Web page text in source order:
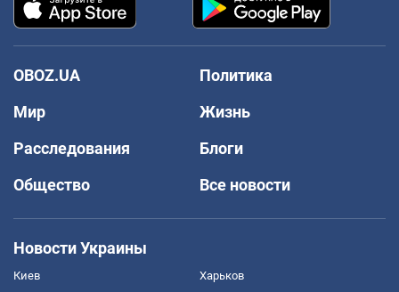
OBOZ.UA
Политика
Мир
Жизнь
Расследования
Блоги
Общество
Все новости
Новости Украины
Киев Харьков